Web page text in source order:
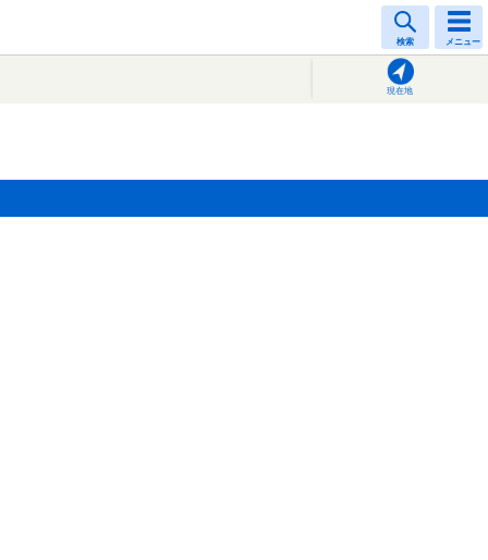
検索 メニュー
現在地